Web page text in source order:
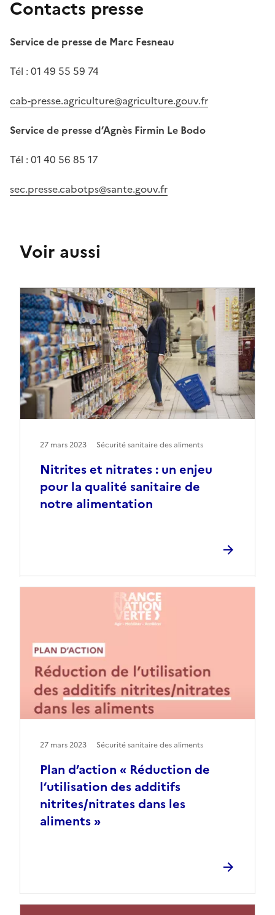
Contacts presse
Service de presse de Marc Fesneau
Tél : 01 49 55 59 74
cab-presse.agriculture@agriculture.gouv.fr
Service de presse d’Agnès Firmin Le Bodo
Tél : 01 40 56 85 17
sec.presse.cabotps@sante.gouv.fr
Voir aussi
Nitrites et nitrates : un enjeu
pour la qualité sanitaire de
notre alimentation
27 mars 2023 Sécurité sanitaire des aliments
Plan d’action « Réduction de
l’utilisation des additifs
nitrites/nitrates dans les
aliments »
27 mars 2023 Sécurité sanitaire des aliments